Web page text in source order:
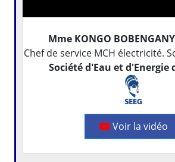
Mme KONGO
Chef de service MCH électricité.
Société d'Eau et d'Energie
Voir la vidéo